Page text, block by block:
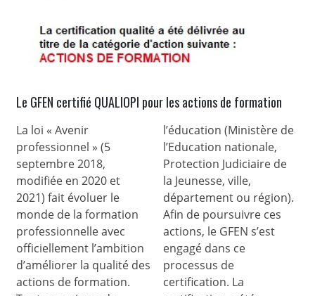
Le GFEN certifié QUALIOPI pour les actions de formation
La loi « Avenir
professionnel » (5
septembre 2018,
modifiée en 2020 et
2021) fait évoluer le
monde de la formation
professionnelle avec
officiellement l’ambition
d’améliorer la qualité des
actions de formation.
l’éducation (Ministère de
l’Education nationale,
Protection Judiciaire de
la Jeunesse, ville,
département ou région).
Afin de poursuivre ces
actions, le GFEN s’est
engagé dans ce
processus de
certification. La